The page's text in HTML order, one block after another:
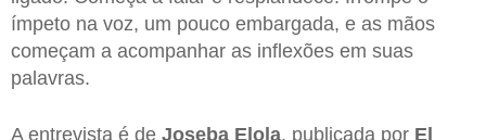
ímpeto na voz, um pouco embargada, e as mãos
começam a acompanhar as inflexões em suas
palavras.
A entrevista é de Joseba Elola, publicada por El